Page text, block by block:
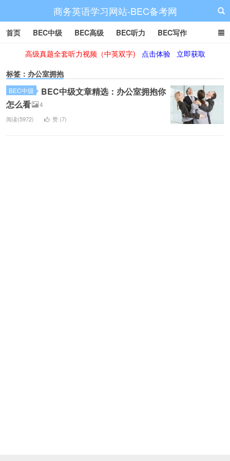
商务英语学习网站-BEC备考网
首页 BEC中级 BEC高级 BEC听力 BEC写作
BEC阅读 BEC词汇 BEC视频 BEC真题 BEC备考
高级真题全套听力视频（中英双字) 点击体验
立即获取
标签：办公室拥抱
BEC中级
BEC中级文章精选：办公室拥抱你
怎么看
4
阅读(5972) 赞 (7)